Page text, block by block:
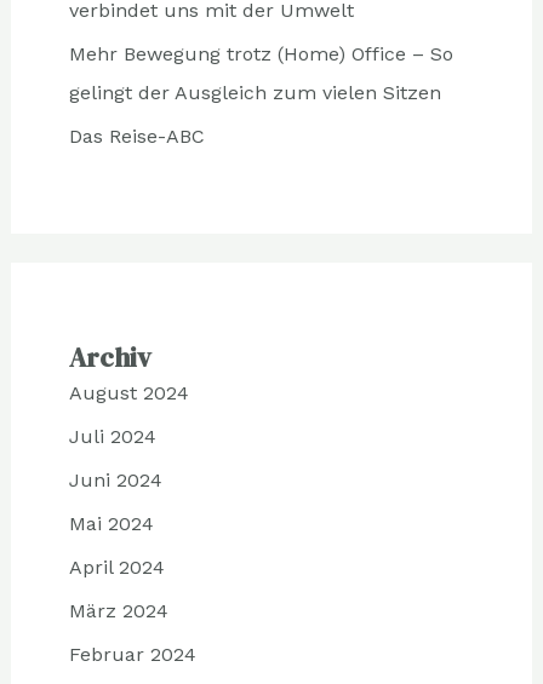
verbindet uns mit der Umwelt
Mehr Bewegung trotz (Home) Office – So
gelingt der Ausgleich zum vielen Sitzen
Das Reise-ABC
Archiv
August 2024
Juli 2024
Juni 2024
Mai 2024
April 2024
März 2024
Februar 2024